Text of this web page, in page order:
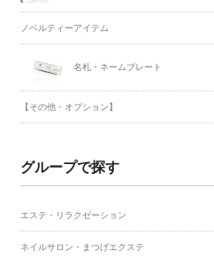
ノベルティーアイテム
名札・ネームプレート
【その他・オプション】
グループで探す
エステ・リラクゼーション
ネイルサロン・まつげエクステ